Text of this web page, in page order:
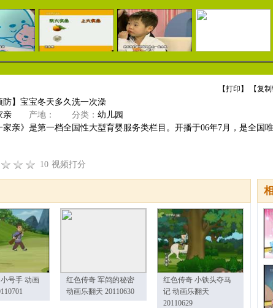
【打印 】 【复
防】宝宝冬天多久洗一次澡
亲 产地： 分类： 幼儿园
家亲》是第一档全国性大型育婴服务类栏目。开播于06年7月，是全国
10 视频打分
号手 动画
红色传奇 军鸽的秘密
动画乐翻天 20110630
红色传奇 小铁头夺马
记 动画乐翻天
20110629